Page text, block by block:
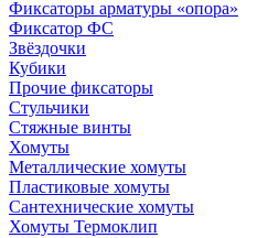
Фиксаторы арматуры «опора»
Фиксатор ФС
Звёздочки
Кубики
Прочие фиксаторы
Стульчики
Стяжные винты
Хомуты
Металлические хомуты
Пластиковые хомуты
Сантехнические хомуты
Хомуты Термоклип